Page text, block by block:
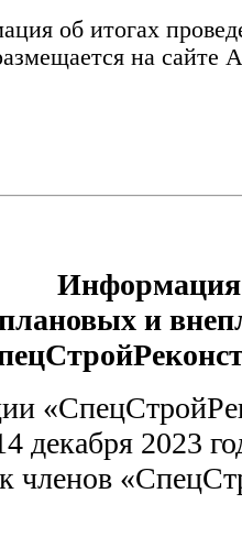
об итогах
на сайте
Информация
и
декабря 2023
членов